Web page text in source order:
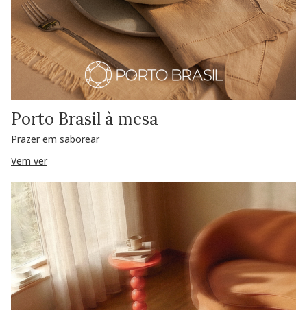
Porto Brasil à mesa
Prazer em saborear
Vem ver